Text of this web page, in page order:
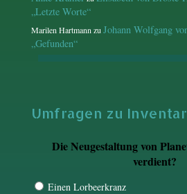
„Letzte Worte“
Marilen HartmannzuJohann Wolfgang
„Gefunden“
Umfragen zu
Die Neugestaltung von
verdient?
Einen Lorbeerkranz